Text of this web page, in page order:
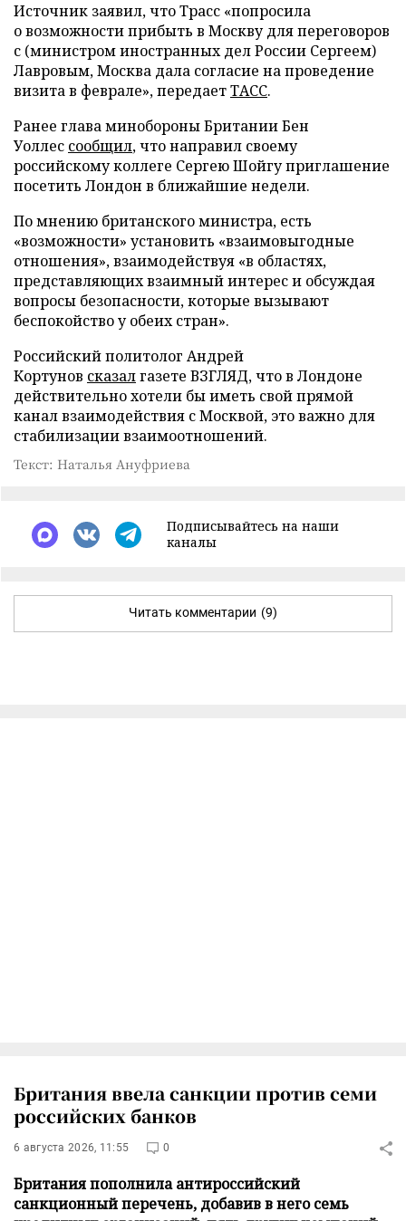
Источник заявил, что Трасс «попросила
о возможности прибыть в Москву для переговоров
с (министром иностранных дел России Сергеем)
Лавровым, Москва дала согласие на проведение
визита в феврале», передаетТАСС.
Ранее глава минобороны Британии Бен
Уоллес сообщил, что направил своему
российскому коллеге Сергею Шойгу приглашение
посетить Лондон в ближайшие недели.
По мнению британского министра, есть
«возможности» установить «взаимовыгодные
отношения», взаимодействуя «в областях,
представляющих взаимный интерес и обсуждая
вопросы безопасности, которые вызывают
беспокойство у обеих стран».
Российский политолог Андрей
Кортунов сказалгазете ВЗГЛЯД, что в Лондоне
действительно хотели бы иметь свой прямой
канал взаимодействия с Москвой, это важно для
стабилизации взаимоотношений.
Текст: Наталья Ануфриева
Подписывайтесь на наши
каналы
Читать комментарии (9)
Британия ввела санкции против семи
российских банков
6 августа 2026, 11:55 0
Британия пополнила антироссийский
санкционный перечень, добавив в него семь